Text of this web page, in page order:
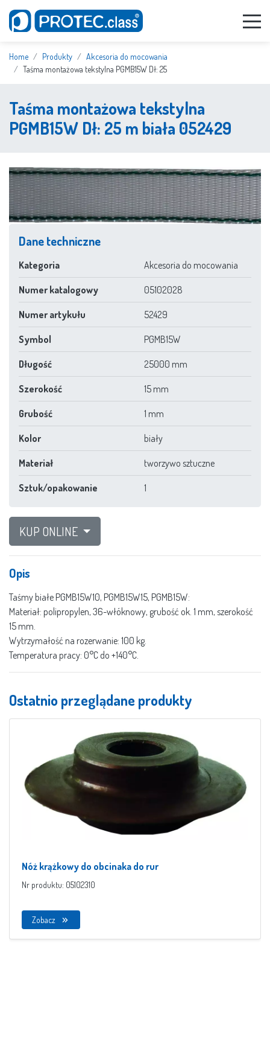
Home Produkty
Akcesoria do mocowania
Taśma montażowa tekstylna PGMB15W Dł: 25
Taśma montażowa tekstylna
PGMB15W Dł: 25 m biała 052429
Dane techniczne
Kategoria Akcesoria do mocowania
Numer katalogowy 05102028
Numer artykułu 52429
Symbol PGMB15W
Długość 25000 mm
Szerokość 15 mm
Grubość 1 mm
Kolor biały
Materiał tworzywo sztuczne
Sztuk/opakowanie 1
KUP ONLINE
Opis
Taśmy białe PGMB15W10, PGMB15W15, PGMB15W:
Materiał: polipropylen, 36-włóknowy, grubość ok. 1 mm, szerokość
15 mm.
Wytrzymałość na rozerwanie: 100 kg.
Temperatura pracy: 0°C do +140°C.
Ostatnio przeglądane produkty
Nóż krążkowy do obcinaka do rur
Nr produktu: 05102310
Zobacz